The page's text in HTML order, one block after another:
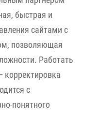
быстрая и
сайтами с
позволяющая
Работать
корректировка
с
понятного